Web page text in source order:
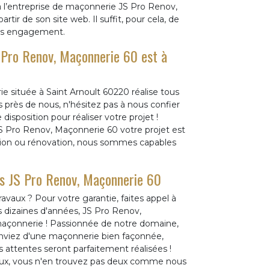
de maçonnerie JS Pro Renov,
de son site web. Il suffit, pour cela, de
engagement.
Renov, Maçonnerie 60 est à
située à Saint Arnoult 60220 réalise tous
de nous, n'hésitez pas à nous confier
pour réaliser votre projet !
Pro Renov, Maçonnerie 60 votre projet est
ou rénovation, nous sommes capables
JS Pro Renov, Maçonnerie 60
? Pour votre garantie, faites appel à
d'années, JS Pro Renov,
! Passionnée de notre domaine,
d'une maçonnerie bien façonnée,
attentes seront parfaitement réalisées !
vous n'en trouvez pas deux comme nous